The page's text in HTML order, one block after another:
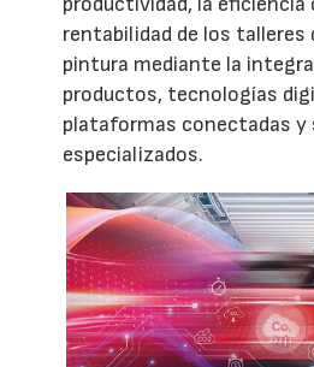
rentabilidad de los talleres
pintura mediante la
productos, tecnologías
plataformas conectadas y
especializados.